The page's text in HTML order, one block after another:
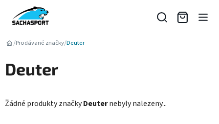
obsah
/Prodávané značky/Deuter
Deuter
Žádné produkty značkyDeuternebyly nalezeny...